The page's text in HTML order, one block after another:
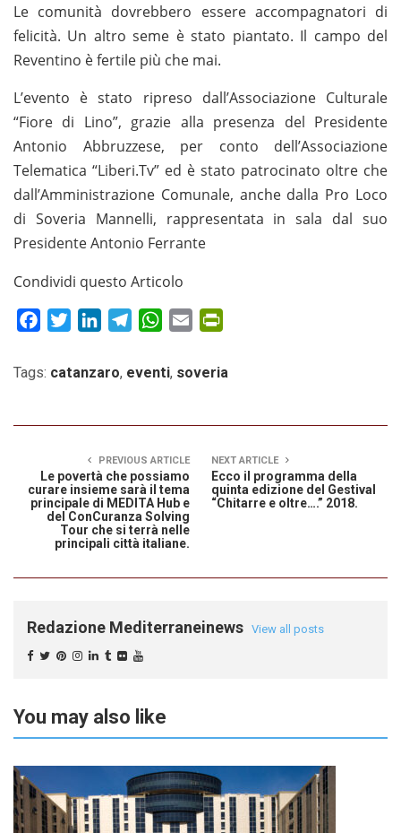
Le comunità dovrebbero essere accompagnatori di
felicità. Un altro seme è stato piantato. Il campo del
Reventino è fertile più che mai.
L’evento è stato ripreso dall’Associazione Culturale
“Fiore di Lino”, grazie alla presenza del Presidente
Antonio Abbruzzese, per conto dell’Associazione
Telematica “Liberi.Tv” ed è stato patrocinato oltre che
dall’Amministrazione Comunale, anche dalla Pro Loco
di Soveria Mannelli, rappresentata in sala dal suo
Presidente Antonio Ferrante
Condividi questo Articolo
FacebookTwitterLinkedInTelegramWhatsApp
Email
Tags: catanzaro, eventi, soveria
PREVIOUS ARTICLE
Le povertà che possiamo
curare insieme sarà il tema
principale di MEDITA Hub e
del ConCuranza Solving
Tour che si terrà nelle
principali città italiane.
NEXT ARTICLE
Ecco il programma della
quinta edizione del Gestival
“Chitarre e oltre….” 2018.
Redazione Mediterraneinews View all posts
You may also like